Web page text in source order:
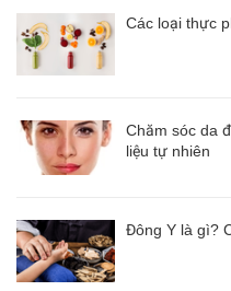
Các loại thực
Chăm sóc da
liệu tự nhiên
Đông Y là gì?